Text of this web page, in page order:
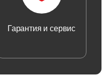
Гарантия и сервис